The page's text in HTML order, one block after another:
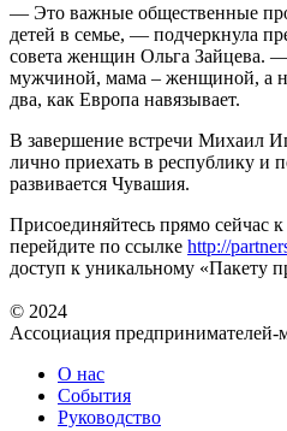
— Это важные общественные
детей в семье, — подчеркнула
совета женщин Ольга Зайцева.
мужчиной, мама – женщиной, а
два, как Европа навязывает.
В завершение встречи Михаил
лично приехать в республику и
развивается Чувашия.
Присоединяйтесь прямо
перейдите по ссылке http://
доступ к уникальному «Пакету
© 2024
Ассоциация предпринимателей-
О нас
События
Руководство